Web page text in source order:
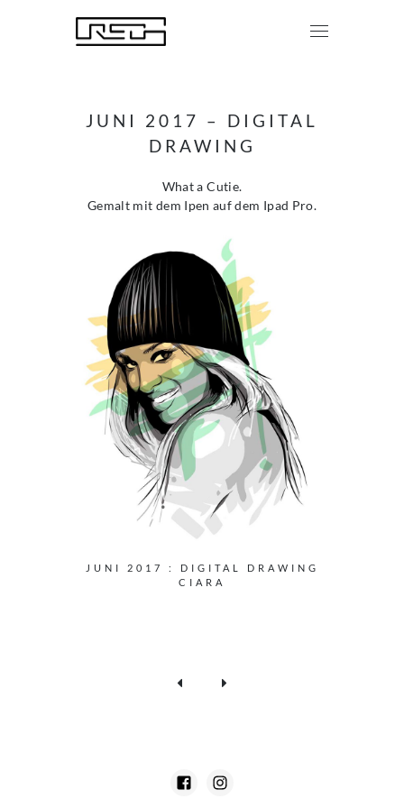
JUNI 2017 – DIGITAL
DRAWING
What a Cutie.
Gemalt mit dem Ipen auf dem Ipad Pro.
JUNI 2017 : DIGITAL DRAWING
CIARA